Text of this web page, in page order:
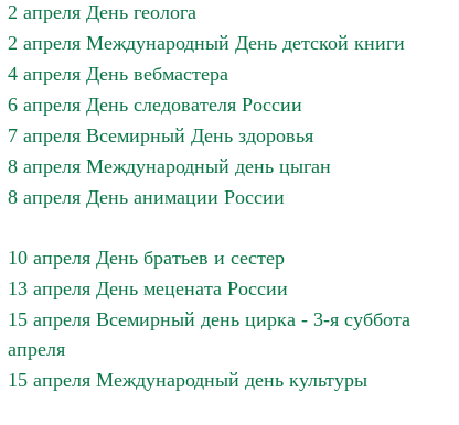
2 апреля День геолога
2 апреля Международный День детской книги
4 апреля День вебмастера
6 апреля День следователя России
7 апреля Всемирный День здоровья
8 апреля Международный день цыган
8 апреля День анимации России
10 апреля День братьев и сестер
13 апреля День мецената России
15 апреля Всемирный день цирка - 3-я суббота
апреля
15 апреля Международный день культуры